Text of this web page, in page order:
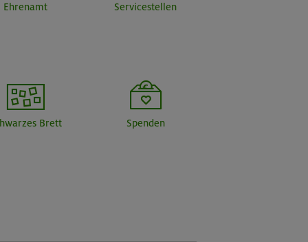
Ehrenamt Servicestellen
Brett Spenden